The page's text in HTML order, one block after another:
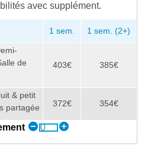
avec supplément.
1 sem. 1 sem. (2+)
de
403€ 385€
& petit
partagée
372€ 354€